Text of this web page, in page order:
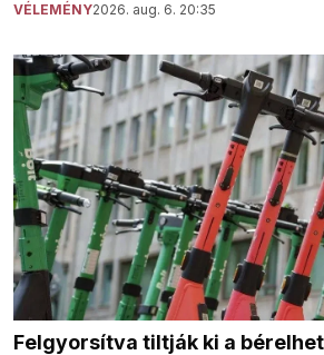
VÉLEMÉNY2026. aug. 6. 20:35
Felgyorsítva tiltják ki a